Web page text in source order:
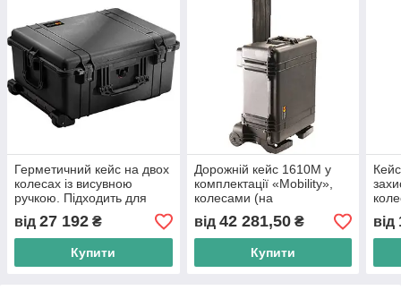
Герметичний кейс на двох
колесах із висувною
ручкою. Підходить для
перевезення будь-якого
цінного обладнання.
від 27 192 ₴
Купити
Дорожній кейс 1610M у
комплектації «Mobility»,
колесами (на
кулькопідшипниках) і
висувною ручкою.
від 42 281,50₴
Купити
від